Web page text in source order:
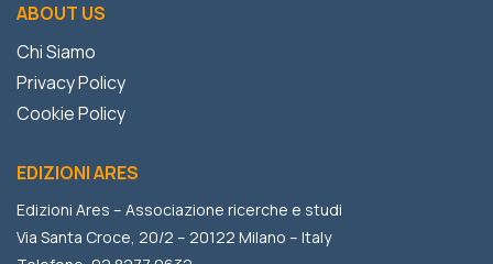
ABOUT US
Chi Siamo
Privacy Policy
Cookie Policy
EDIZIONI ARES
Edizioni Ares – Associazione ricerche e studi
Via Santa Croce, 20/2 – 20122 Milano – Italy